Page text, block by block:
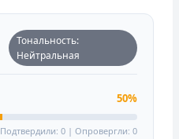
Тональность:
Нейтральная
50%
Подтвердили: 0 | Опровергли: 0